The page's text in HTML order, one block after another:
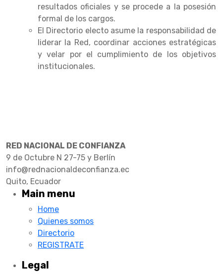
resultados oficiales y se procede a la posesión
formal de los cargos.
El Directorio electo asume la responsabilidad de
liderar la Red, coordinar acciones estratégicas
y velar por el cumplimiento de los objetivos
institucionales.
RED NACIONAL DE CONFIANZA
9 de Octubre N 27-75 y Berlín
info@rednacionaldeconfianza.ec
Quito, Ecuador
Main menu
Home
Quienes somos
Directorio
REGISTRATE
Legal